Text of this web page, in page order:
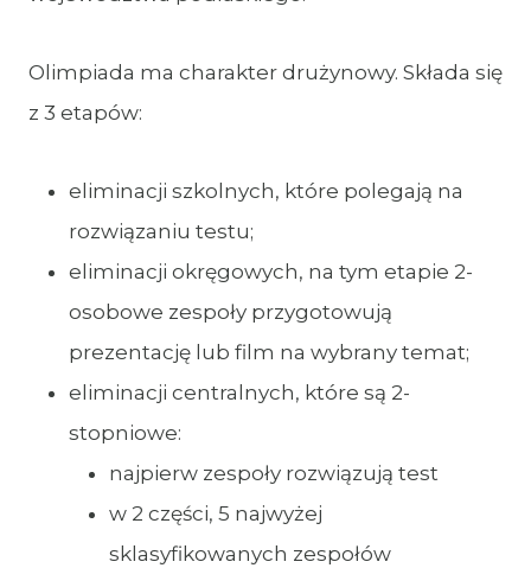
Olimpiada ma charakter drużynowy. Składa się
z 3 etapów:
eliminacji szkolnych, które polegają na
rozwiązaniu testu;
eliminacji okręgowych, na tym etapie 2-
osobowe zespoły przygotowują
prezentację lub film na wybrany temat;
eliminacji centralnych, które są 2-
stopniowe:
najpierw zespoły rozwiązują test
w 2 części, 5 najwyżej
sklasyfikowanych zespołów